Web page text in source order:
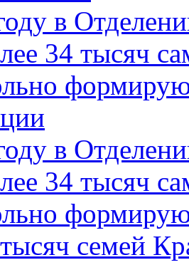
в
34 тысяч
в
34 тысяч
семей